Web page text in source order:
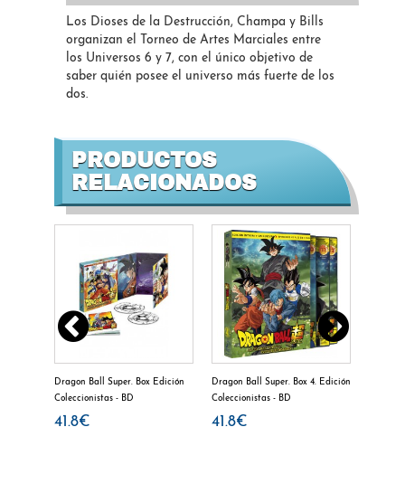
Los Dioses de la Destrucción, Champa y Bills
organizan el Torneo de Artes Marciales entre
los Universos 6 y 7, con el único objetivo de
saber quién posee el universo más fuerte de los
dos.
PRODUCTOS
RELACIONADOS
Dragon Ball Super. Box Edición
Coleccionistas - BD
41.8€
Dragon Ball Super. Box 4. Edición
Coleccionistas - BD
41.8€